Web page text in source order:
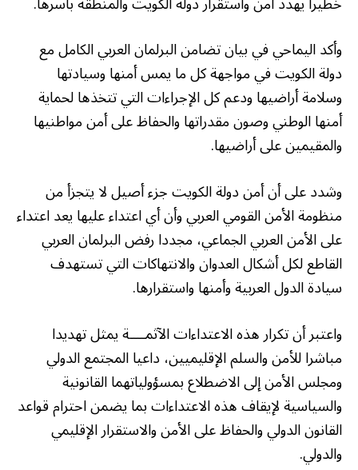
وأكد اليماحي في بيان تضامن البرلمان العربي الكامل مع
دولة الكويت في مواجهة كل ما يمس أمنها وسيادتها
وسلامة أراضيها ودعم كل الإجراءات التي تتخذها لحماية
أمنها الوطني وصون مقدراتها والحفاظ على أمن مواطنيها
والمقيمين على أراضيها.
وشدد على أن أمن دولة الكويت جزء أصيل لا يتجزأ من
منظومة الأمن القومي العربي وأن أي اعتداء عليها يعد اعتداء
على الأمن العربي الجماعي، مجددا رفض البرلمان العربي
القاطع لكل أشكال العدوان والانتهاكات التي تستهدف
سيادة الدول العربية وأمنها واستقرارها.
واعتبر أن تكرار هذه الاعتداءات الآثمــــة يمثل تهديدا
مباشرا للأمن والسلم الإقليميين، داعيا المجتمع الدولي
ومجلس الأمن إلى الاضطلاع بمسؤولياتهما القانونية
والسياسية لإيقاف هذه الاعتداءات بما يضمن احترام قواعد
القانون الدولي والحفاظ على الأمن والاستقرار الإقليمي
والدولي.